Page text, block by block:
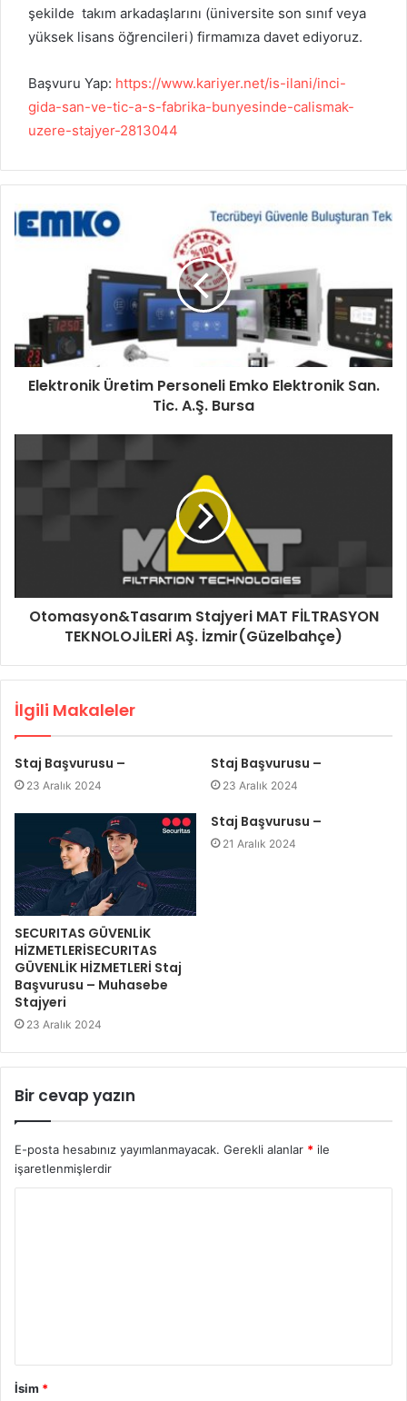
şekilde takım arkadaşlarını (üniversite son sınıf veya
yüksek lisans öğrencileri) firmamıza davet ediyoruz.
Başvuru Yap: https://www.kariyer.net/is-ilani/inci-
gida-san-ve-tic-a-s-fabrika-bunyesinde-calismak-
uzere-stajyer-2813044
Elektronik Üretim Personeli Emko Elektronik San.
Tic. A.Ş. Bursa
Otomasyon&Tasarım Stajyeri MAT FİLTRASYON
TEKNOLOJİLERİ AŞ. İzmir(Güzelbahçe)
İlgili Makaleler
Staj Başvurusu –
23 Aralık 2024
Staj Başvurusu –
23 Aralık 2024
SECURITAS GÜVENLİK
HİZMETLERİSECURITAS
GÜVENLİK HİZMETLERİ Staj
Başvurusu – Muhasebe
Stajyeri
23 Aralık 2024
Staj Başvurusu –
21 Aralık 2024
Bir cevap yazın
E-posta hesabınız yayımlanmayacak. Gerekli alanlar * ile
işaretlenmişlerdir
İsim *